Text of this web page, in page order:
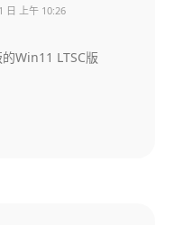
日 上午 10:26
Win11 LTSC版